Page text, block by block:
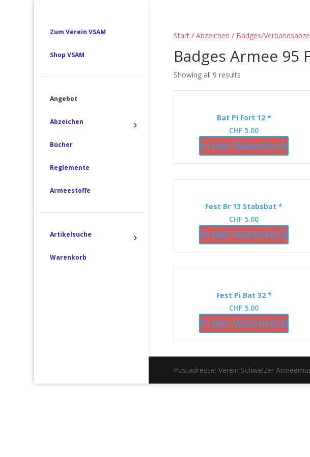
Zum Verein VSAM
Shop VSAM
Angebot
Abzeichen
Bücher
Reglemente
Armeestoffe
Artikelsuche
Warenkorb
Start /Abzeichen / Badges/
Badges Armee 95
Showing all 9 results
Bat Pi Fort 12 *
CHF 5.00
In den Warenkorb
Fest Br 13 Stabsbat *
CHF 5.00
In den Warenkorb
Fest Pi Bat 32 *
CHF 5.00
In den Warenkorb
Postadresse: Verein Schweizer